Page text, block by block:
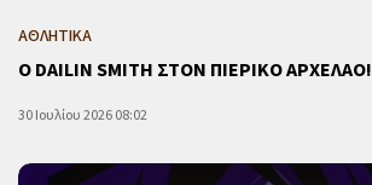
ΑΘΛΗΤΙΚΑ
Ο DAILIN SMITH ΣΤΟΝ ΠΙΕΡΙΚΟ ΑΡΧΕΛΑΟ!
30 Ιουλίου 2026 08:02